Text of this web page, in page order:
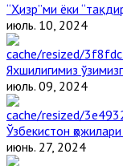
“Ҳизр”ми ёки
июль. 10, 2024
Яхшилигимиз
июль. 09, 2024
Ўзбекистон
июнь. 27, 2024